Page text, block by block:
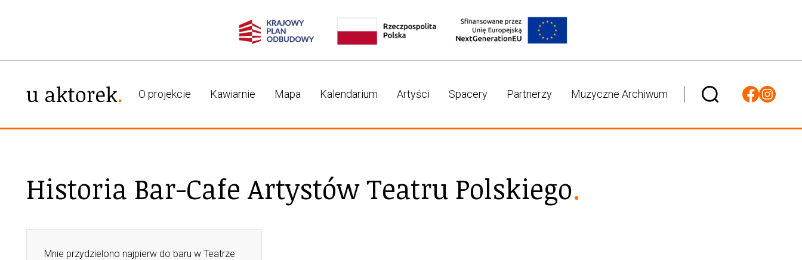
O projekcie Kawiarnie Mapa Kalendarium Artyści Spacery Partnerzy Muzyczne Archiwum
Historia Bar-Cafe Artystów Teatru Polskiego
Mnie przydzielono najpierw do baru w Teatrze